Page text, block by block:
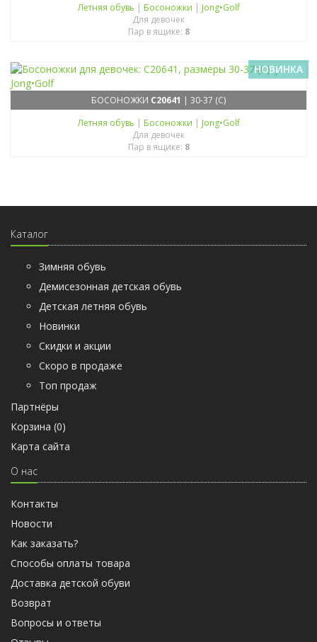
Летняя обувь | Босоножки | Jong•Golf
Для девочек
Пар в ящике: 8
НОВИНКА
БОСОНОЖКИ C20641 | 30-37 (C)
Летняя обувь | Босоножки | Jong•Golf
Для девочек
Пар в ящике: 8
Каталог
Зимняя обувь
Демисезонная детская обувь
Детская летняя обувь
Новинки
Скидки и акции
Скоро в продаже
Топ продаж
Партнёры
Корзина (0)
Карта сайта
О нас
Контакты
Новости
Как заказать?
Способы оплаты товара
Доставка детской обуви
Возврат
Вопросы и ответы